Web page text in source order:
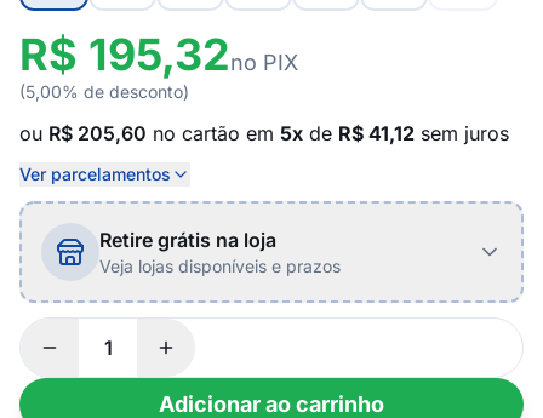
R$ 195,32no PIX
(5,00% de desconto)
ou R$ 205,60 no cartão em 5x de R$ 41,12 sem juros
Ver parcelamentos
Retire grátis na loja
Veja lojas disponíveis e prazos
Adicionar ao carrinho